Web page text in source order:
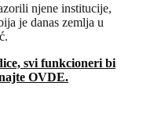
njene institucije,
je danas zemlja u
svi funkcioneri bi
OVDE.